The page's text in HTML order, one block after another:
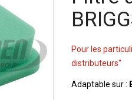
Pour les
distributeurs"
Adaptable sur :